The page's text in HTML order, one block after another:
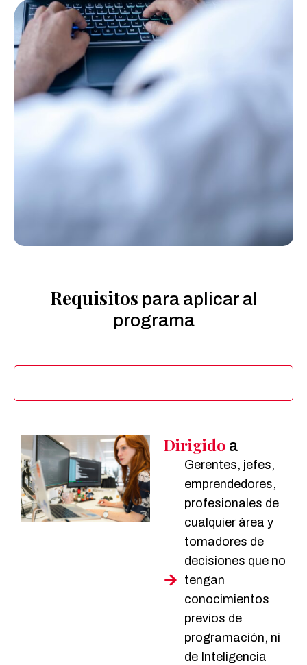
Requisitos para aplicar al
programa
Dirigido a
Gerentes, jefes,
emprendedores,
profesionales de
cualquier área y
tomadores de
decisiones que no
tengan
conocimientos
previos de
programación, ni
de Inteligencia